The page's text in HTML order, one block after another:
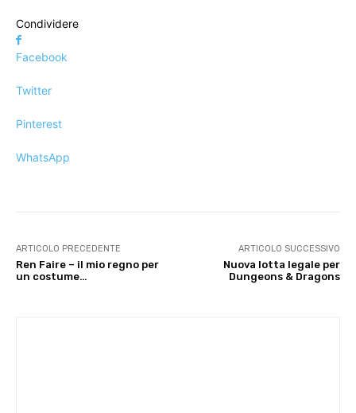
Condividere
Facebook
Twitter
Pinterest
WhatsApp
ARTICOLO PRECEDENTE
Ren Faire – il mio regno per
un costume…
ARTICOLO SUCCESSIVO
Nuova lotta legale per
Dungeons & Dragons